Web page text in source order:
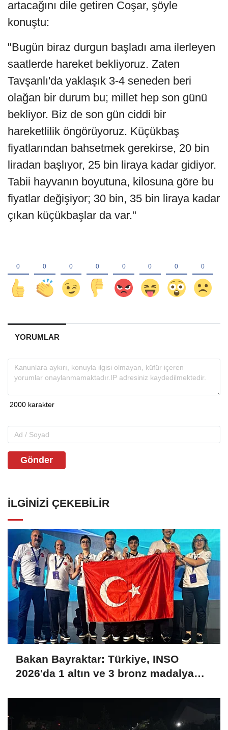
artacağını dile getiren Coşar, şöyle
konuştu:
"Bugün biraz durgun başladı ama ilerleyen
saatlerde hareket bekliyoruz. Zaten
Tavşanlı'da yaklaşık 3-4 seneden beri
olağan bir durum bu; millet hep son günü
bekliyor. Biz de son gün ciddi bir
hareketlilik öngörüyoruz. Küçükbaş
fiyatlarından bahsetmek gerekirse, 20 bin
liradan başlıyor, 25 bin liraya kadar gidiyor.
Tabii hayvanın boyutuna, kilosuna göre bu
fiyatlar değişiyor; 30 bin, 35 bin liraya kadar
çıkan küçükbaşlar da var."
YORUMLAR
Gönder
İLGINIZI ÇEKEBILIR
Bakan Bayraktar: Türkiye, INSO
2026'da 1 altın ve 3 bronz madalya
bir giriş yaptı